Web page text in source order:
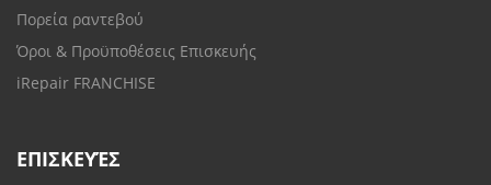
Πορεία ραντεβού
Όροι & Προϋποθέσεις Επισκευής
iRepair FRANCHISE
ΕΠΙΣΚΕΥΈΣ